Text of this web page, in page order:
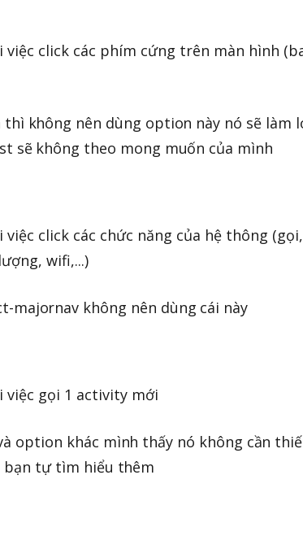
click các phím cứng trên màn hình
không nên dùng option này nó sẽ làm
sẽ không theo mong muốn của mình
click các chức năng của hệ thông (gọi,
wifi,...)
không nên dùng cái này
gọi 1 activity mới
option khác mình thấy nó không cần
bạn tự tìm hiểu thêm